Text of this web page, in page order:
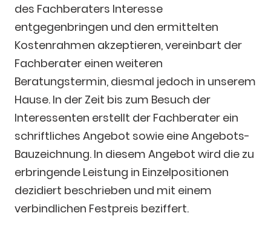
des Fachberaters Interesse
entgegenbringen und den ermittelten
Kostenrahmen akzeptieren, vereinbart der
Fachberater einen weiteren
Beratungstermin, diesmal jedoch in unserem
Hause. In der Zeit bis zum Besuch der
Interessenten erstellt der Fachberater ein
schriftliches Angebot sowie eine Angebots-
Bauzeichnung. In diesem Angebot wird die zu
erbringende Leistung in Einzelpositionen
dezidiert beschrieben und mit einem
verbindlichen Festpreis beziffert.